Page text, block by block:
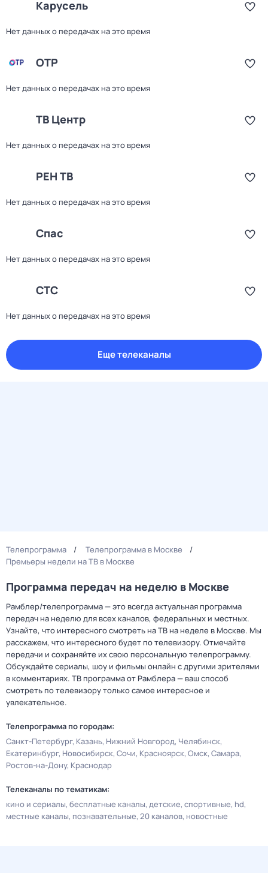
Карусель
Нет данных о передачах на это время
ОТР
Нет данных о передачах на это время
ТВ Центр
Нет данных о передачах на это время
РЕН ТВ
Нет данных о передачах на это время
Спас
Нет данных о передачах на это время
СТС
Нет данных о передачах на это время
Еще телеканалы
Телепрограмма
Телепрограмма в Москве
Премьеры недели на ТВ в Москве
Программа передач на неделю в Москве
Рамблер/телепрограмма — это всегда актуальная программа
передач на неделю для всех каналов, федеральных и местных.
Узнайте, что интересного смотреть на ТВ на неделе в Москве. Мы
расскажем, что интересного будет по телевизору. Отмечайте
передачи и сохраняйте их свою персональную телепрограмму.
Обсуждайте сериалы, шоу и фильмы онлайн с другими зрителями
в комментариях. ТВ программа от Рамблера — ваш способ
смотреть по телевизору только самое интересное и
увлекательное.
Телепрограмма по городам:
Санкт-Петербург Казань Нижний Новгород Челябинск
Екатеринбург Новосибирск Сочи Красноярск Омск Самара
Ростов-на-Дону Краснодар
Телеканалы по тематикам:
кино и сериалы бесплатные каналы детские спортивные hd
местные каналы познавательные 20 каналов новостные